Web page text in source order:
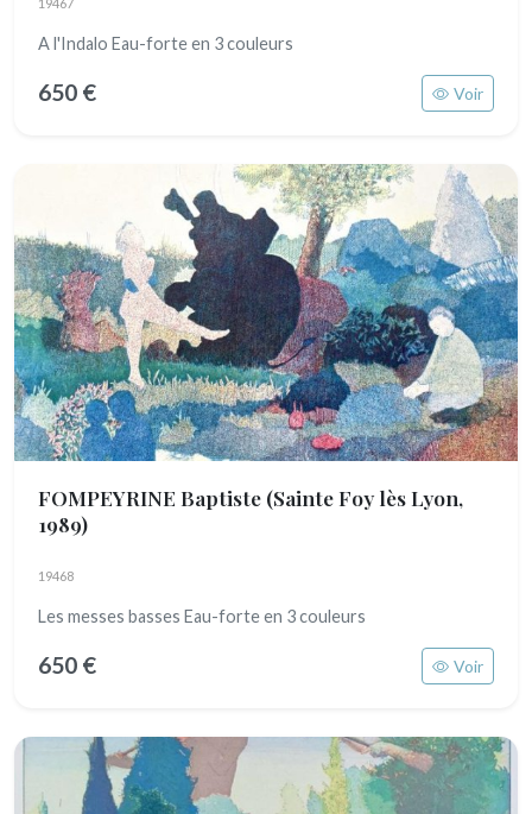
A l'Indalo Eau-forte en 3 couleurs
650 € Voir
FOMPEYRINE Baptiste (Sainte Foy lès Lyon,
1989)
19468
Les messes basses Eau-forte en 3 couleurs
650 € Voir